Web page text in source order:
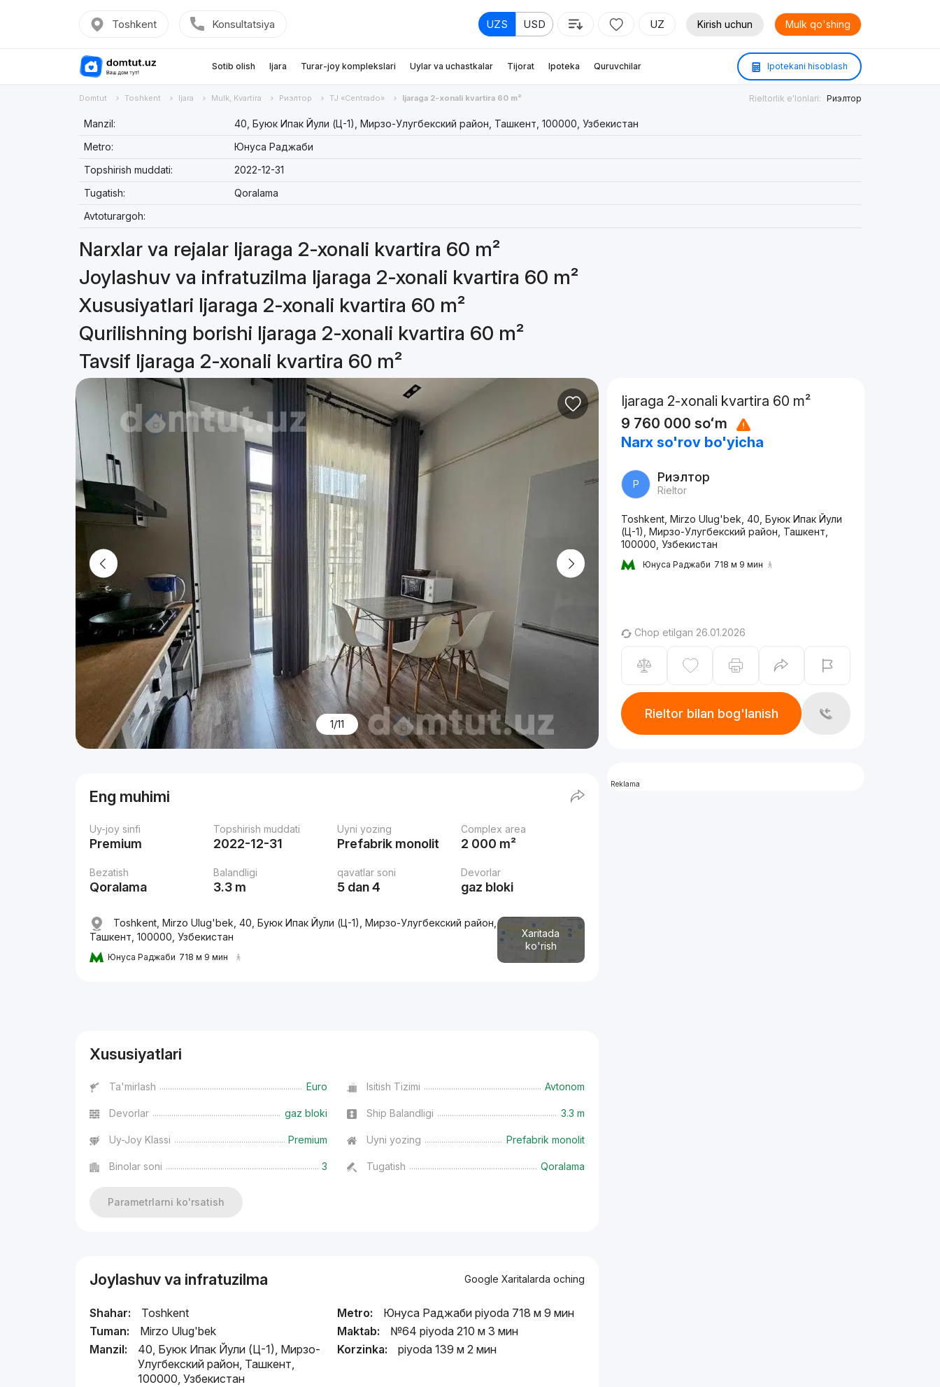
Toshkent Konsultatsiya UZS USD UZ Kirish uchun Mulk qo'shing
Sotib olish Ijara Turar-joy komplekslari Uylar va uchastkalar Tijorat Ipoteka Quruvchilar Ipotekani hisoblash
Domtut Toshkent Ijara Mulk, Kvartira Риэлтор TJ «Centrado» Ijaraga 2-xonali kvartira 60 m² Rieltorlik e'lonlari: Риэлтор
Manzil:
40, Буюк Ипак Йули (Ц-1), Мирзо-Улугбекский район, Ташкент, 100000, Узбекистан
Metro:
Юнуса Раджаби
Topshirish muddati:
2022-12-31
Tugatish:
Qoralama
Avtoturargoh:
Narxlar va rejalar Ijaraga 2-xonali kvartira 60 m²
Joylashuv va infratuzilma Ijaraga 2-xonali kvartira 60 m²
Xususiyatlari Ijaraga 2-xonali kvartira 60 m²
Qurilishning borishi Ijaraga 2-xonali kvartira 60 m²
Tavsif Ijaraga 2-xonali kvartira 60 m²
1/11
Eng muhimi
Uy-joy sinfi
Premium
Topshirish muddati
2022-12-31
Uyni yozing
Prefabrik monolit
Complex area
2 000 m²
Bezatish
Qoralama
Balandligi
3.3 m
qavatlar soni
5 dan 4
Devorlar
gaz bloki
Xaritada
ko'rish
Toshkent, Mirzo Ulug'bek, 40, Буюк Ипак Йули (Ц-1), Мирзо-Улугбекский район,
Ташкент, 100000, Узбекистан
Юнуса Раджаби 718 м 9 мин
Xususiyatlari
Ta'mirlash Euro Isitish Tizimi Avtonom
Devorlar gaz bloki Ship Balandligi 3.3 m
Uy-Joy Klassi Premium Uyni yozing Prefabrik monolit
Binolar soni 3 Tugatish Qoralama
Parametrlarni ko'rsatish
Joylashuv va infratuzilma Google Xaritalarda oching
Shahar:
Toshkent
Tuman:
Mirzo Ulug'bek
Manzil:
40, Буюк Ипак Йули (Ц-1), Мирзо-
Улугбекский район, Ташкент,
100000, Узбекистан
Metro:
Юнуса Раджаби piyoda 718 м 9 мин
Maktab:
№64 piyoda 210 м 3 мин
Korzinka:
piyoda 139 м 2 мин
Ijaraga 2-xonali kvartira 60 m²
9 760 000 soʻm
Narx so'rov bo'yicha
Р Риэлтор
Rieltor
Toshkent, Mirzo Ulug'bek, 40, Буюк Ипак Йули
(Ц-1), Мирзо-Улугбекский район, Ташкент,
100000, Узбекистан
Юнуса Раджаби 718 м 9 мин
Chop etilgan 26.01.2026
Rieltor bilan bog'lanish
Reklama